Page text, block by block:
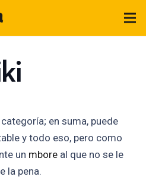
en suma, puede
y todo eso, pero como
un mboreal que no se le
la pena.